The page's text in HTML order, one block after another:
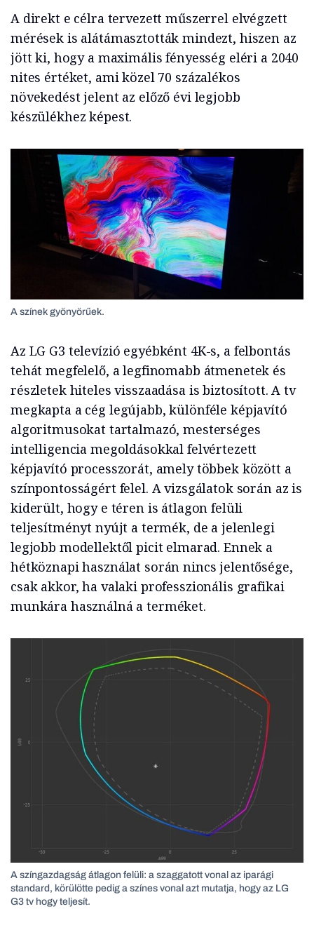
A direkt e célra tervezett műszerrel elvégzett
mérések is alátámasztották mindezt, hiszen az
jött ki, hogy a maximális fényesség eléri a 2040
nites értéket, ami közel 70 százalékos
növekedést jelent az előző évi legjobb
készülékhez képest.
A színek gyönyörűek.
Az LG G3 televízió egyébként 4K-s, a felbontás
tehát megfelelő, a legfinomabb átmenetek és
részletek hiteles visszaadása is biztosított. A tv
megkapta a cég legújabb, különféle képjavító
algoritmusokat tartalmazó, mesterséges
intelligencia megoldásokkal felvértezett
képjavító processzorát, amely többek között a
színpontosságért felel. A vizsgálatok során az is
kiderült, hogy e téren is átlagon felüli
teljesítményt nyújt a termék, de a jelenlegi
legjobb modellektől picit elmarad. Ennek a
hétköznapi használat során nincs jelentősége,
csak akkor, ha valaki professzionális grafikai
munkára használná a terméket.
A színgazdagság átlagon felüli: a szaggatott vonal az iparági
standard, körülötte pedig a színes vonal azt mutatja, hogy az LG
G3 tv hogy teljesít.